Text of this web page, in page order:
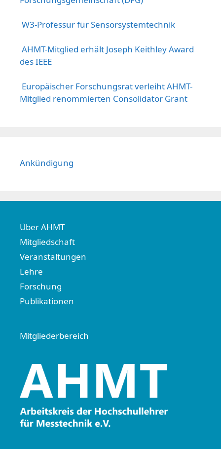
W3-Professur für Sensorsystemtechnik
AHMT-Mitglied erhält Joseph Keithley Award
des IEEE
Europäischer Forschungsrat verleiht AHMT-
Mitglied renommierten Consolidator Grant
Ankündigung
Über AHMT
Mitgliedschaft
Veranstaltungen
Lehre
Forschung
Publikationen
Mitgliederbereich